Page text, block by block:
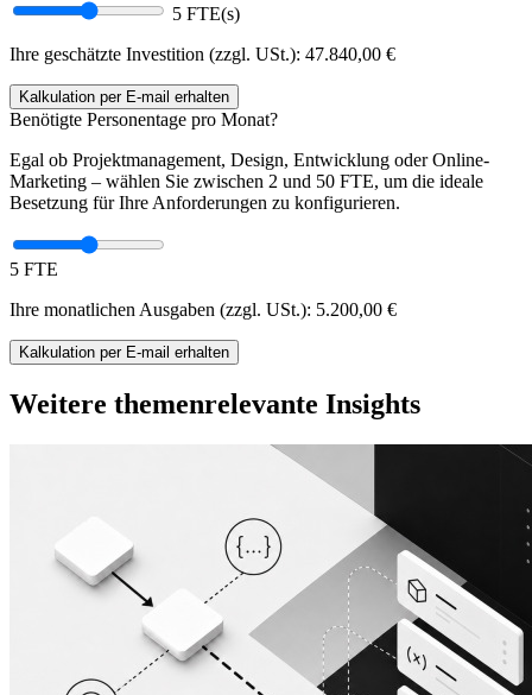
5 FTE(s)
Ihre geschätzte Investition (zzgl. USt.): 47.840,00 €
Kalkulation per E-mail erhalten
Benötigte Personentage pro Monat?
Egal ob Projektmanagement, Design, Entwicklung oder Online-
Marketing – wählen Sie zwischen 2 und 50 FTE, um die ideale
Besetzung für Ihre Anforderungen zu konfigurieren.
5 FTE
Ihre monatlichen Ausgaben (zzgl. USt.): 5.200,00 €
Kalkulation per E-mail erhalten
Weitere themenrelevante Insights